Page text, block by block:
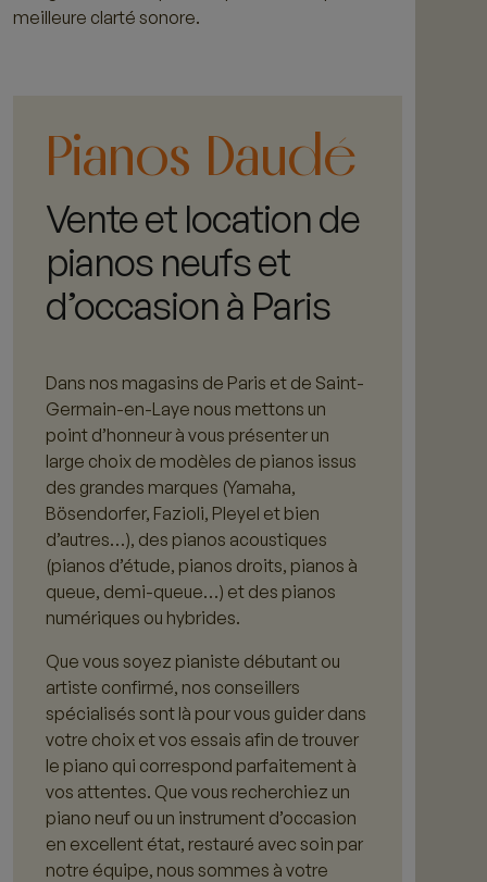
meilleure clarté sonore.
Pianos Daudé
vente et location de
pianos neufs et
d’occasion à Paris
Dans nos magasins de Paris et de Saint-
Germain-en-Laye nous mettons un
point d’honneur à vous présenter un
large choix de modèles de pianos issus
des grandes marques (Yamaha,
Bösendorfer, Fazioli, Pleyel et bien
d’autres…), des pianos acoustiques
(pianos d’étude, pianos droits, pianos à
queue, demi-queue…) et des pianos
numériques ou hybrides.
Que vous soyez pianiste débutant ou
artiste confirmé, nos conseillers
spécialisés sont là pour vous guider dans
votre choix et vos essais afin de trouver
le piano qui correspond parfaitement à
vos attentes. Que vous recherchiez un
piano neuf ou un instrument d’occasion
en excellent état, restauré avec soin par
notre équipe, nous sommes à votre